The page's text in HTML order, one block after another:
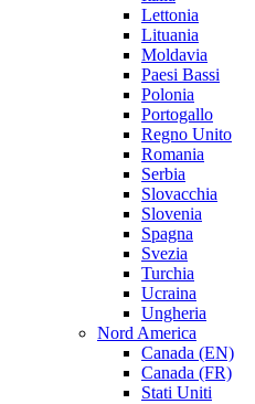
Lettonia
Lituania
Moldavia
Paesi Bassi
Polonia
Portogallo
Regno Unito
Romania
Serbia
Slovacchia
Slovenia
Spagna
Svezia
Turchia
Ucraina
Ungheria
Nord America
Canada (EN)
Canada (FR)
Stati Uniti